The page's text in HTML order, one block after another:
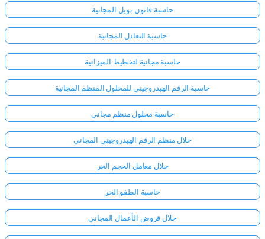
حاسبة قانون بويل المجانية
حاسبة التعادل المجانية
حاسبة مجانية لتخطيط الميزانية
حاسبة الرقم الهيدروجيني للمحلول المنظم المجانية
حاسبة محلول منظم مجاني
حلال منظم الرقم الهيدروجيني المجاني
حلال معامل الحجم الحر
حاسبة الطفو الحر
حلال قروض الأعمال المجاني